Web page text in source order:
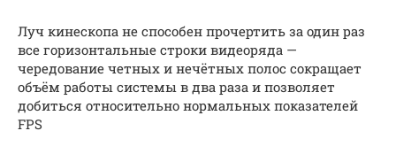
Луч кинескопа не способен прочертить за один раз
все горизонтальные строки видеоряда —
чередование четных и нечётных полос сокращает
объём работы системы в два раза и позволяет
добиться относительно нормальных показателей
FPS